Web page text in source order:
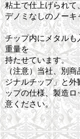
粘土で仕上げられて
デノミなしのノーキ
チップ内にメタルも
重量を
持たせています。
（注意）当社、別商
ジナルチップ」と外
ップの仕様、製造
意ください。